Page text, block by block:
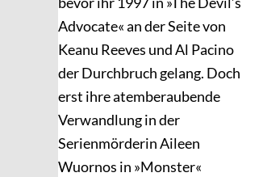
Advocate« an der Seite von
Keanu Reeves und Al Pacino
der Durchbruch gelang. Doch
erst ihre atemberaubende
Verwandlung in der
Serienmörderin Aileen
Wuornos in »Monster«